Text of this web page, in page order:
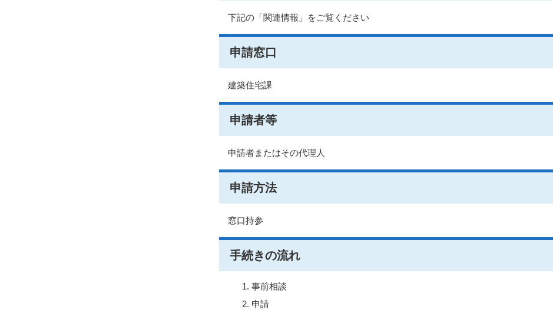
下記の「関連情報」をご覧ください
申請窓口
建築住宅課
申請者等
申請者またはその代理人
申請方法
窓口持参
手続きの流れ
事前相談
申請